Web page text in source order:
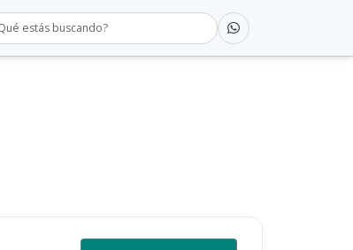
estás buscando?